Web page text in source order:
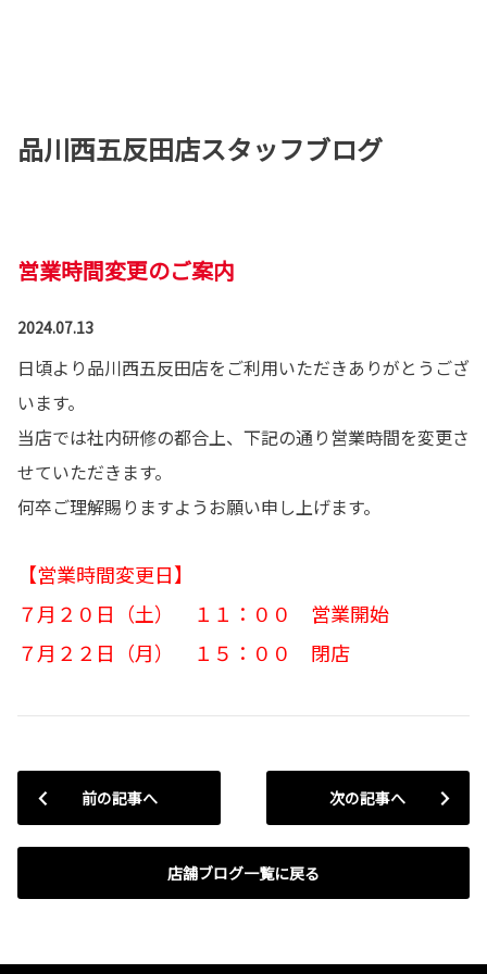
品川西五反田店スタッフブログ
営業時間変更のご案内
2024.07.13
日頃より品川西五反田店をご利用いただきありがとうござ
います。
当店では社内研修の都合上、下記の通り営業時間を変更さ
せていただきます。
何卒ご理解賜りますようお願い申し上げます。
【営業時間変更日】
７月２０日（土） １１：００ 営業開始
７月２２日（月） １５：００ 閉店
前の記事へ
店舗ブログ一覧に戻る
次の記事へ